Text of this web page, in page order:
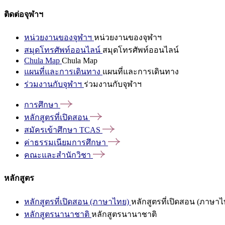
ติดต่อจุฬาฯ
หน่วยงานของจุฬาฯ หน่วยงานของจุฬาฯ
สมุดโทรศัพท์ออนไลน์ สมุดโทรศัพท์ออนไลน์
Chula Map Chula Map
แผนที่และการเดินทาง แผนที่และการเดินทาง
ร่วมงานกับจุฬาฯ ร่วมงานกับจุฬาฯ
การศึกษา
หลักสูตรที่เปิดสอน
สมัครเข้าศึกษา TCAS
ค่าธรรมเนียมการศึกษา
คณะและสำนักวิชา
หลักสูตร
หลักสูตรที่เปิดสอน (ภาษาไทย) หลักสูตรที่เปิดสอน (ภาษาไ
หลักสูตรนานาชาติ หลักสูตรนานาชาติ